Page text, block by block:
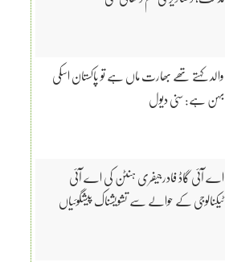
والد کہتے تھے بھارت ماں ہے تو پاکستان اسکی
بہن ہے: سنی دیول
اے آئی گاڈ فادرجیفری ہنٹن کی اے آئی
ٹیکنالوجی کے حوالے سے تشویشناک پیشگوئیاں